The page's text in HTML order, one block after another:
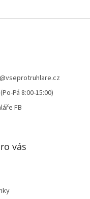
@vseprotruhlare.cz
Pá 8:00-15:00)
FB
vás